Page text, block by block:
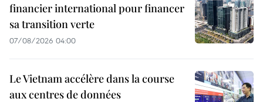
financier international pour financer
sa transition verte
07/08/2026 04:00
Le Vietnam accélère dans la course
aux centres de données